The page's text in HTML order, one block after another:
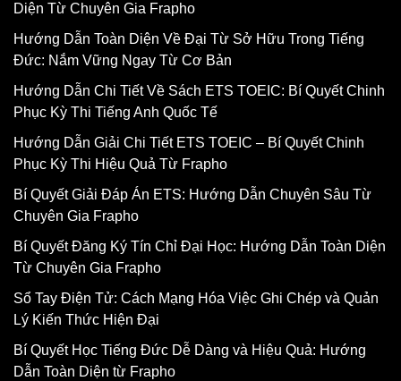
Diện Từ Chuyên Gia Frapho
Hướng Dẫn Toàn Diện Về Đại Từ Sở Hữu Trong Tiếng
Đức: Nắm Vững Ngay Từ Cơ Bản
Hướng Dẫn Chi Tiết Về Sách ETS TOEIC: Bí Quyết Chinh
Phục Kỳ Thi Tiếng Anh Quốc Tế
Hướng Dẫn Giải Chi Tiết ETS TOEIC – Bí Quyết Chinh
Phục Kỳ Thi Hiệu Quả Từ Frapho
Bí Quyết Giải Đáp Án ETS: Hướng Dẫn Chuyên Sâu Từ
Chuyên Gia Frapho
Bí Quyết Đăng Ký Tín Chỉ Đại Học: Hướng Dẫn Toàn Diện
Từ Chuyên Gia Frapho
Sổ Tay Điện Tử: Cách Mạng Hóa Việc Ghi Chép và Quản
Lý Kiến Thức Hiện Đại
Bí Quyết Học Tiếng Đức Dễ Dàng và Hiệu Quả: Hướng
Dẫn Toàn Diện từ Frapho